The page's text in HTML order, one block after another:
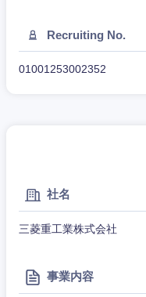
Recruiting No.
01001253002352
社名
三菱重工業株式会社
事業内容